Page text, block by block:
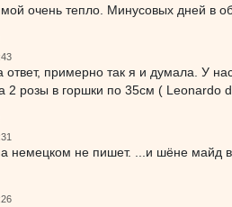
очень тепло. Минусовых дней в
ответ, примерно так я и думала. У
2 розы в горшки по 35см ( Leonardo
немецком не пишет. ...и шёне майд